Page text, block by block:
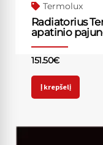
Termolux
Radiatorius
apatinio
151.50€
Į krepšelį